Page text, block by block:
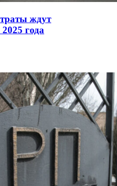
ждут
года